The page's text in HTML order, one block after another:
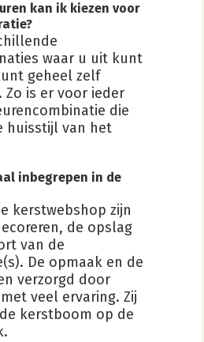
kan ik kiezen voor
waar u uit kunt
geheel zelf
is er voor ieder
die
huisstijl van het
inbegrepen in de
kerstwebshop zijn
de opslag
van de
De opmaak en de
verzorgd door
veel ervaring. Zij
kerstboom op de